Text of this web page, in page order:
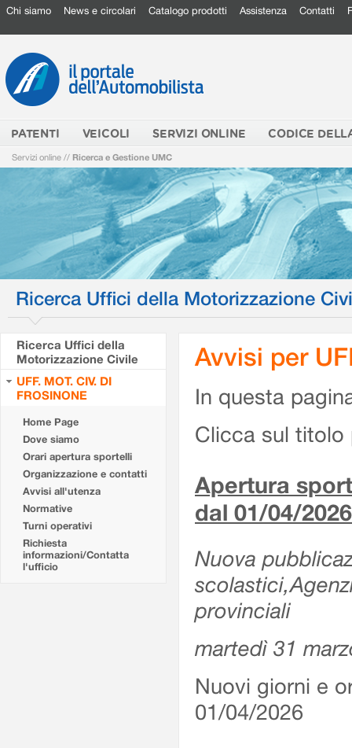
Chi siamo News e circolari Catalogo prodotti Assistenza Contatti
PATENTI VEICOLI SERVIZI ONLINE CODICE
Servizi online // Ricerca e Gestione UMC
Ricerca Uffici della Motorizzazione
Ricerca Uffici della
Motorizzazione Civile
UFF. MOT. CIV. DI
FROSINONE
Home Page
Dove siamo
Orari apertura sportelli
Organizzazione e contatti
Avvisi all'utenza
Normative
Turni operativi
Richiesta
informazioni/Contatta
l'ufficio
Avvisi per
In questa
Clicca sul titolo
Apertura
dal 01/04/2026
Nuova
provinciali
martedì 31
Nuovi giorni e
01/04/2026